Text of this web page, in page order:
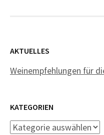
AKTUELLES
Weinempfehlungen für
KATEGORIEN
Kategorien